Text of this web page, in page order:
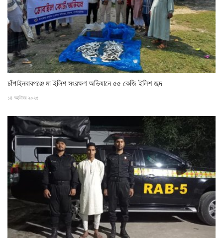
চাঁপাইনবাবগঞ্জে মা ইলিশ সংরক্ষণ অভিযানে ৫৫ কেজি ইলিশ জব্দ
১৪ অক্টোবর ২০২৫